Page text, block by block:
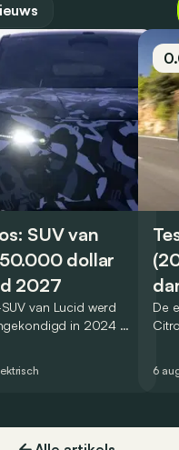
SUV van
dollar
2027
van Lucid werd
in 2024 en
De
dat
6